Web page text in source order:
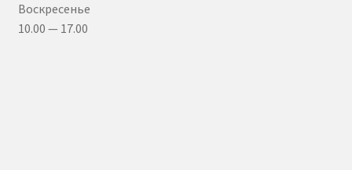
Воскресенье
10.00 — 17.00